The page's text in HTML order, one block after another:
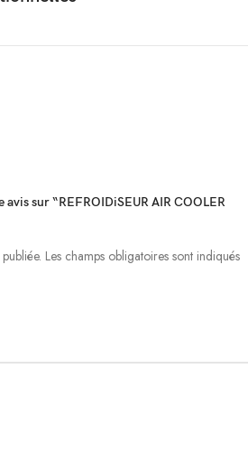
sur “REFROIDiSEUR AIR COOLER
Les champs obligatoires sont indiqués